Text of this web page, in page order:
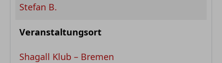
Stefan B.
Veranstaltungsort
Shagall Klub – Bremen